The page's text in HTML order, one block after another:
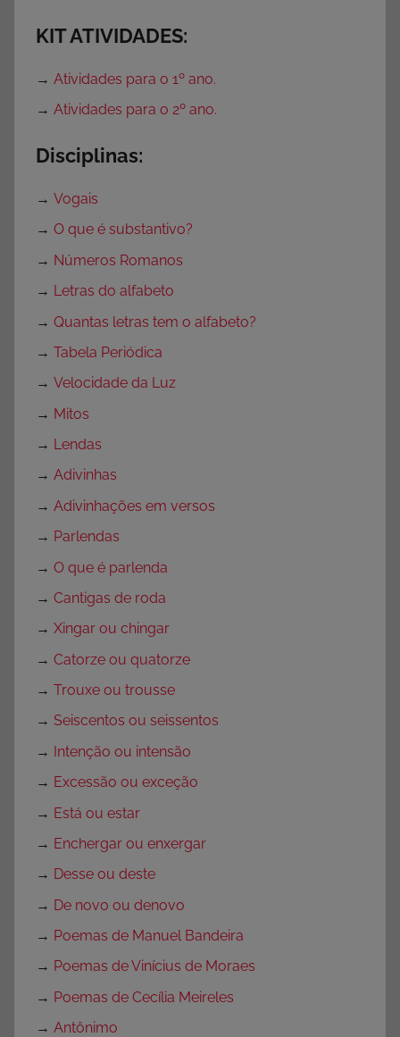
KIT ATIVIDADES:
→ Atividades para o 1º ano.
→ Atividades para o 2º ano.
Disciplinas:
→ Vogais
→ O que é substantivo?
→ Números Romanos
→ Letras do alfabeto
→ Quantas letras tem o alfabeto?
→ Tabela Periódica
→ Velocidade da Luz
→ Mitos
→ Lendas
→ Adivinhas
→ Adivinhações em versos
→ Parlendas
→ O que é parlenda
→ Cantigas de roda
→ Xingar ou chingar
→ Catorze ou quatorze
→ Trouxe ou trousse
→ Seiscentos ou seissentos
→ Intenção ou intensão
→ Excessão ou exceção
→ Está ou estar
→ Enchergar ou enxergar
→ Desse ou deste
→ De novo ou denovo
→ Poemas de Manuel Bandeira
→ Poemas de Vinícius de Moraes
→ Poemas de Cecília Meireles
→ Antônimo